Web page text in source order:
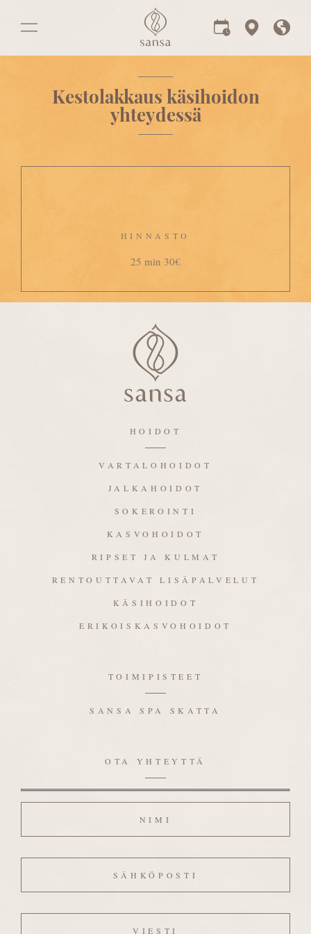
Kestolakkaus käsihoidon
yhteydessä
HINNASTO
25 min 30€
HOIDOT
VARTALOHOIDOT
JALKAHOIDOT
SOKEROINTI
KASVOHOIDOT
RIPSET JA KULMAT
RENTOUTTAVAT LISÄPALVELUT
KÄSIHOIDOT
ERIKOISKASVOHOIDOT
TOIMIPISTEET
SANSA SPA SKATTA
OTA YHTEYTTÄ
Nimi
Sähköposti
Viesti